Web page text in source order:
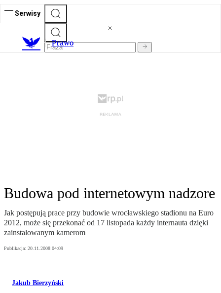
Serwisy
Prawo
Budowa pod internetowym nadzore
Jak postępują prace przy budowie wrocławskiego stadionu na Euro
2012, może się przekonać od 17 listopada każdy internauta dzięki
zainstalowanym kamerom
Publikacja: 20.11.2008 04:09
Jakub Bierzyński